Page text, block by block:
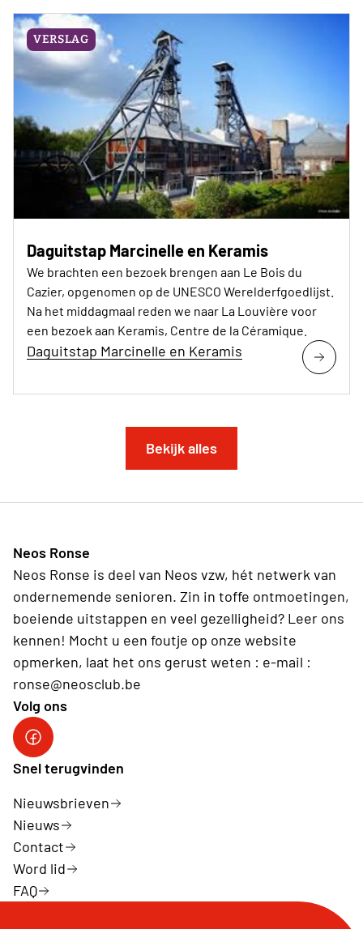
VERSLAG
Daguitstap Marcinelle en Keramis
We brachten een bezoek brengen aan Le Bois du
Cazier, opgenomen op de UNESCO Werelderfgoedlijst.
Na het middagmaal reden we naar La Louvière voor
een bezoek aan Keramis, Centre de la Céramique.
Daguitstap Marcinelle en Keramis
Bekijk alles
Neos Ronse
Neos Ronse is deel van Neos vzw, hét netwerk van
ondernemende senioren. Zin in toffe ontmoetingen,
boeiende uitstappen en veel gezelligheid? Leer ons
kennen! Mocht u een foutje op onze website
opmerken, laat het ons gerust weten : e-mail :
ronse@neosclub.be
Volg ons
fb
Snel terugvinden
Nieuwsbrieven
Nieuws
Contact
Word lid
FAQ